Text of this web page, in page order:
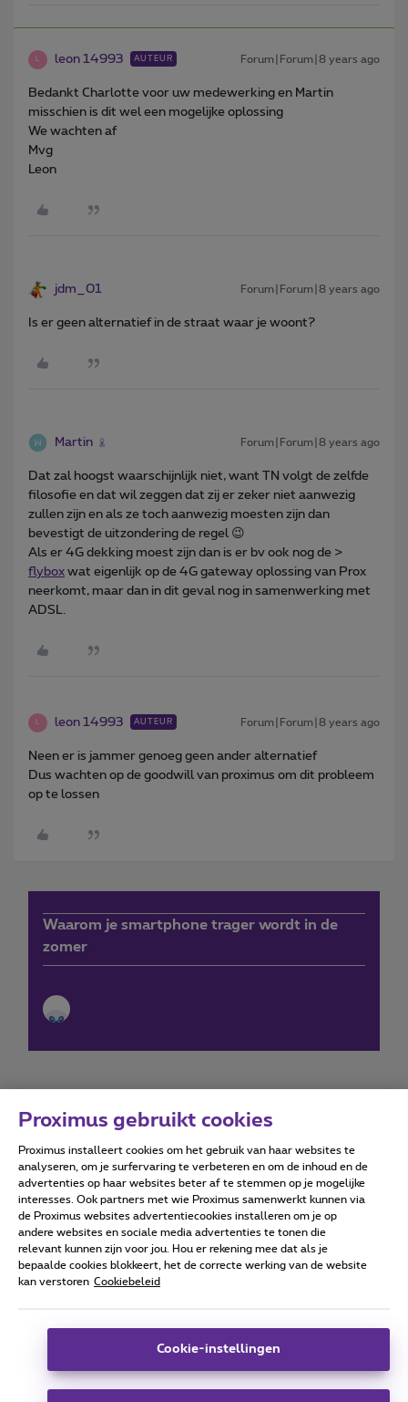
L leon 14993 AUTEUR Forum|Forum|8 years ago
Bedankt Charlotte voor uw medewerking en Martin
misschien is dit wel een mogelijke oplossing
We wachten af
Mvg
Leon
jdm_01 Forum|Forum|8 years ago
Is er geen alternatief in de straat waar je woont?
Martin Forum|Forum|8 years ago
Dat zal hoogst waarschijnlijk niet, want TN volgt de zelfde
filosofie en dat wil zeggen dat zij er zeker niet aanwezig
zullen zijn en als ze toch aanwezig moesten zijn dan
bevestigt de uitzondering de regel 😉
Als er 4G dekking moest zijn dan is er bv ook nog de >
flybox wat eigenlijk op de 4G gateway oplossing van Prox
neerkomt, maar dan in dit geval nog in samenwerking met
ADSL.
L leon 14993 AUTEUR Forum|Forum|8 years ago
Neen er is jammer genoeg geen ander alternatief
Dus wachten op de goodwill van proximus om dit probleem
op te lossen
Waarom je smartphone trager wordt in de
zomer
Forumvoorwaarden Accessibility statement
Alle rechten voorbehouden. © Proximus
Algemene voorwaarden, consumenteninfo
Deze website is gecreëerd en wordt beheerd conform het
Koning Albert II-laan 27 - B-1030 Brussel.
Proximus gebruikt cookies
Proximus installeert cookies om het gebruik van haar websites te
analyseren, om je surfervaring te verbeteren en om de inhoud en de
advertenties op haar websites beter af te stemmen op je mogelijke
interesses. Ook partners met wie Proximus samenwerkt kunnen via
de Proximus websites advertentiecookies installeren om je op
andere websites en sociale media advertenties te tonen die
relevant kunnen zijn voor jou. Hou er rekening mee dat als je
bepaalde cookies blokkeert, het de correcte werking van de website
kan verstoren Cookiebeleid
Cookie-instellingen